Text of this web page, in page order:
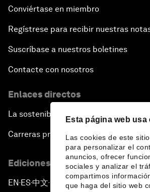
Esta página web
Las cookies de este
para personalizar el
anuncios, ofrecer
sociales y analizar el
compartimos
que haga del sitio web
Conviértase en miembro
Regístrese para recibir nuestras
Suscríbase a nuestros boletines
Contacte con nosotros
Enlaces directos
La sostenibilidad en el Foro
Carreras profesionales
Ediciones en otros idiomas
EN ▪ES▪中文▪ 日本語